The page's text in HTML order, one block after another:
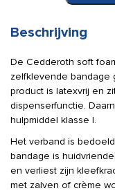
zwart
cm
x
4,5
m
aantal
Beschrijving
De Cedderoth soft
zelfklevende bandage
product is latexvrij en
dispenserfunctie.
hulpmiddel klasse I.
Het verband is
bandage is
en verliest zijn
met zalven of crème